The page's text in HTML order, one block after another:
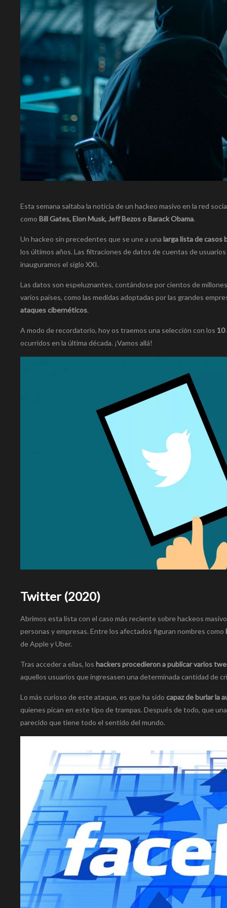
Esta semana saltaba la noticia de un hackeo masivo en la red
como Bill Gates, Elon Musk, Jeff Bezos o Barack Obama.
Un hackeo sin precedentes que se une a una larga lista de casos
los últimos años. Las filtraciones de datos de cuentas de
inauguramos el siglo XXI.
Las datos son espeluznantes, contándose por cientos de
varios países, como las medidas adoptadas por las grandes
ataques cibernéticos.
A modo de recordatorio, hoy os traemos una selección con los 10
ocurridos en la última década. ¡Vamos allá!
Twitter (2020)
Abrimos esta lista con el caso más reciente sobre hackeos
personas y empresas. Entre los afectados figuran nombres como
de Apple y Uber.
Tras acceder a ellas, los hackers procedieron a publicar varios
aquellos usuarios que ingresasen una determinada cantidad de
Lo más curioso de este ataque, es que ha sido capaz de burlar la
quienes pican en este tipo de trampas. Después de todo, que
parecido que tiene todo el sentido del mundo.